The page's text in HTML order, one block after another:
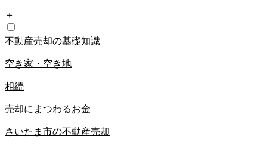
＋
不動産売却の基礎知識
空き家・空き地
相続
売却にまつわるお金
さいたま市の不動産売却